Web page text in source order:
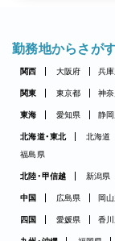
勤務地からさが
関西 大阪府 兵
関東 東京都 神
東海 愛知県 静
北海道・東北 北海道
福島県
北陸・甲信越 新潟県
中国 広島県 岡
四国 愛媛県 香